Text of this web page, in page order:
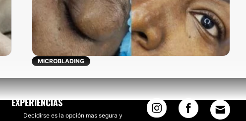
MICROBLADING
EXPERIENCIAS
Decidirse es la opción mas segura y